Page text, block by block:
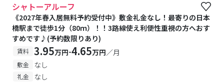
シャトーアルーフ
《2027年春入居無料予約受付中》敷金礼金なし！最寄りの日本
橋駅まで徒歩1分（80ｍ）！！3路線使え利便性重視の方へおす
すめです♪(予約数限りあり)
賃料 3.95万円-4.65万円／月
敷金 なし
礼金
なし